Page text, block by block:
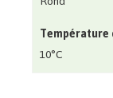
Température
10°C